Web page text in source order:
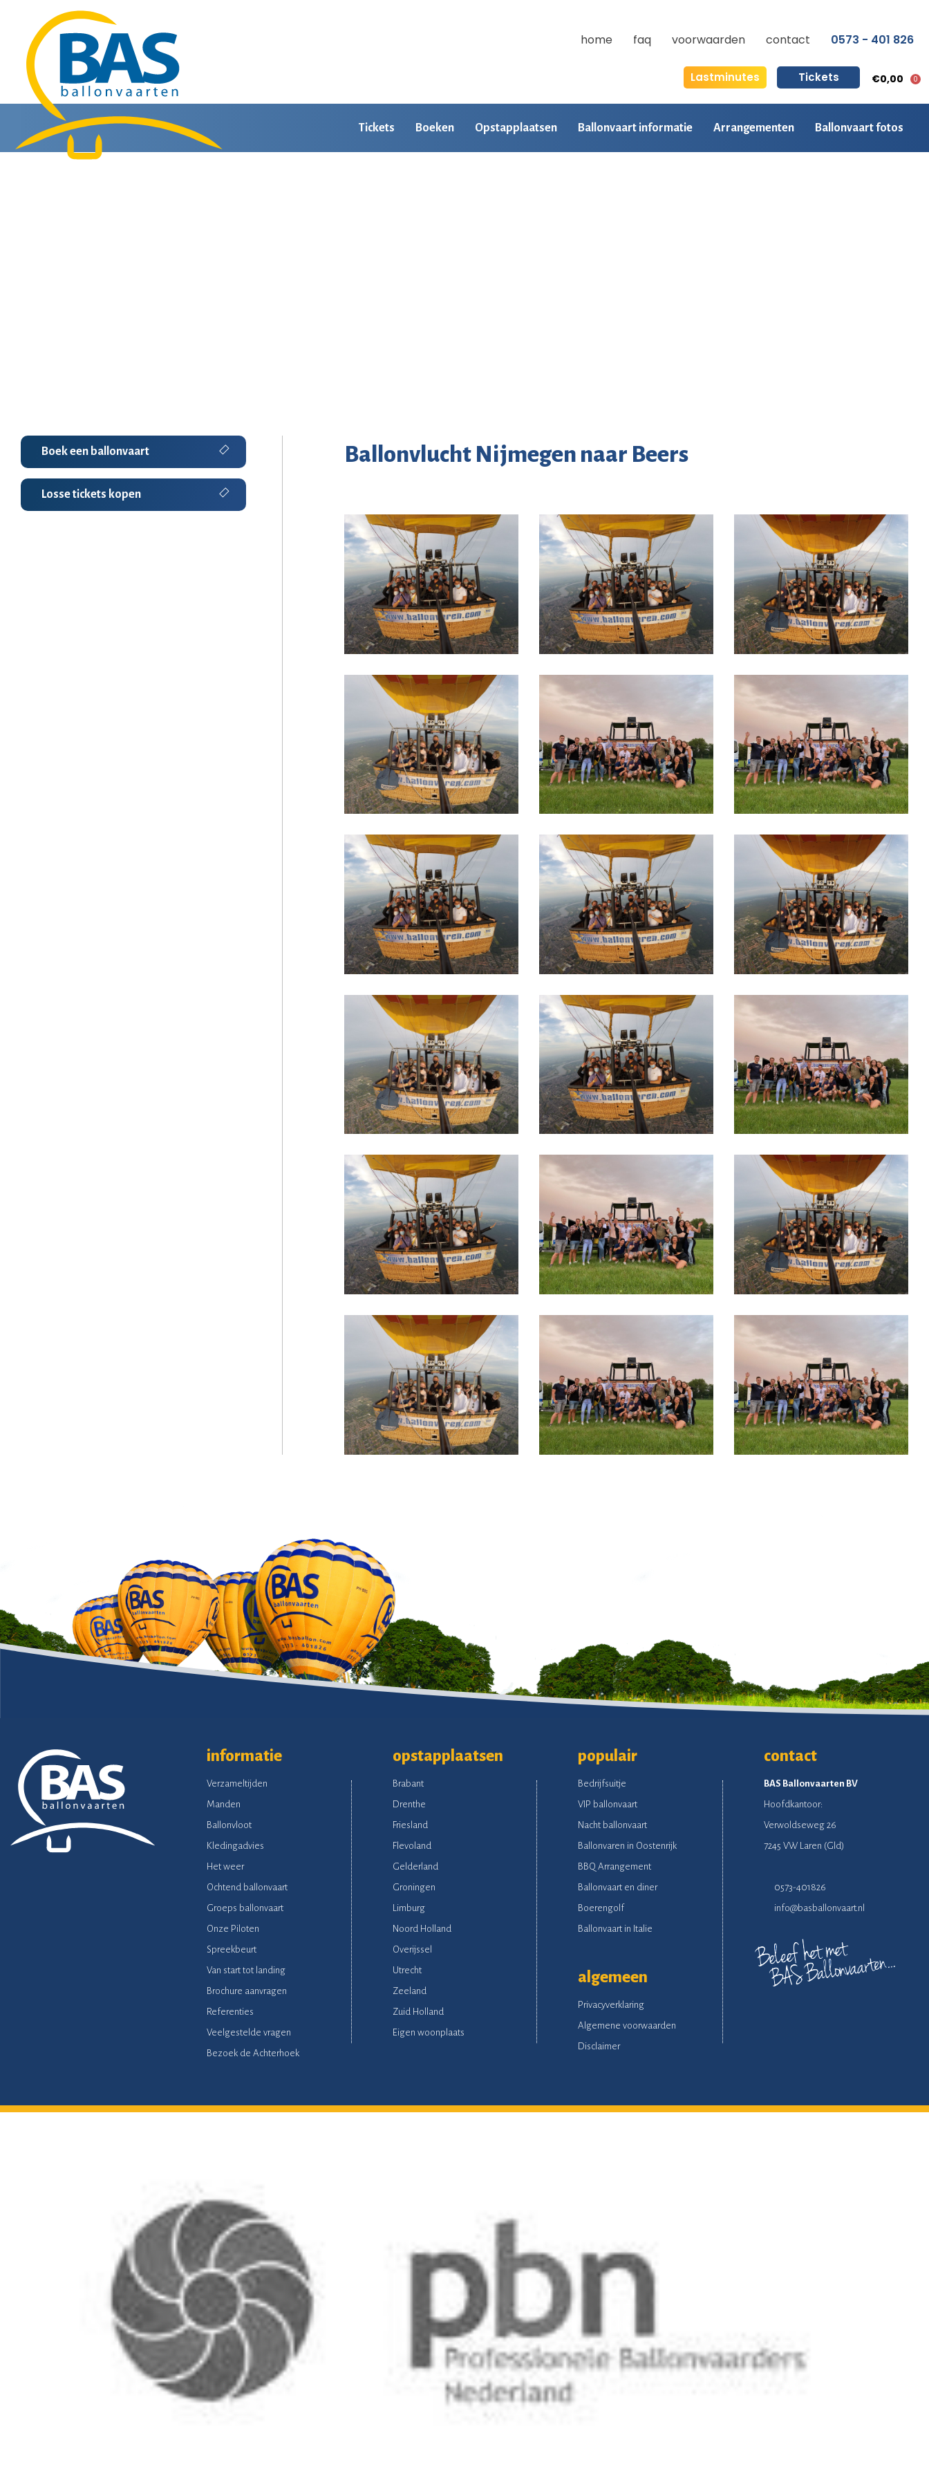
home faq voorwaarden contact 0573 - 401 826
Lastminutes Tickets €0,00 0
Tickets Boeken Opstapplaatsen Ballonvaart informatie Arrangementen Ballonvaart fotos
Boek een ballonvaart
Losse tickets kopen
Ballonvlucht Nijmegen naar Beers
informatie
Verzameltijden
Manden
Ballonvloot
Kledingadvies
Het weer
Ochtend ballonvaart
Groeps ballonvaart
Onze Piloten
Spreekbeurt
Van start tot landing
Brochure aanvragen
Referenties
Veelgestelde vragen
Bezoek de Achterhoek
opstapplaatsen
Brabant
Drenthe
Friesland
Flevoland
Gelderland
Groningen
Limburg
Noord Holland
Overijssel
Utrecht
Zeeland
Zuid Holland
Eigen woonplaats
populair
Bedrijfsuitje
VIP ballonvaart
Nacht ballonvaart
Ballonvaren in Oostenrijk
BBQ Arrangement
Ballonvaart en diner
Boerengolf
Ballonvaart in Italie
algemeen
Privacyverklaring
Algemene voorwaarden
Disclaimer
contact
BAS Ballonvaarten BV
Hoofdkantoor:
Verwoldseweg 26
7245 VW Laren (Gld)
0573-401826
info@basballonvaart.nl